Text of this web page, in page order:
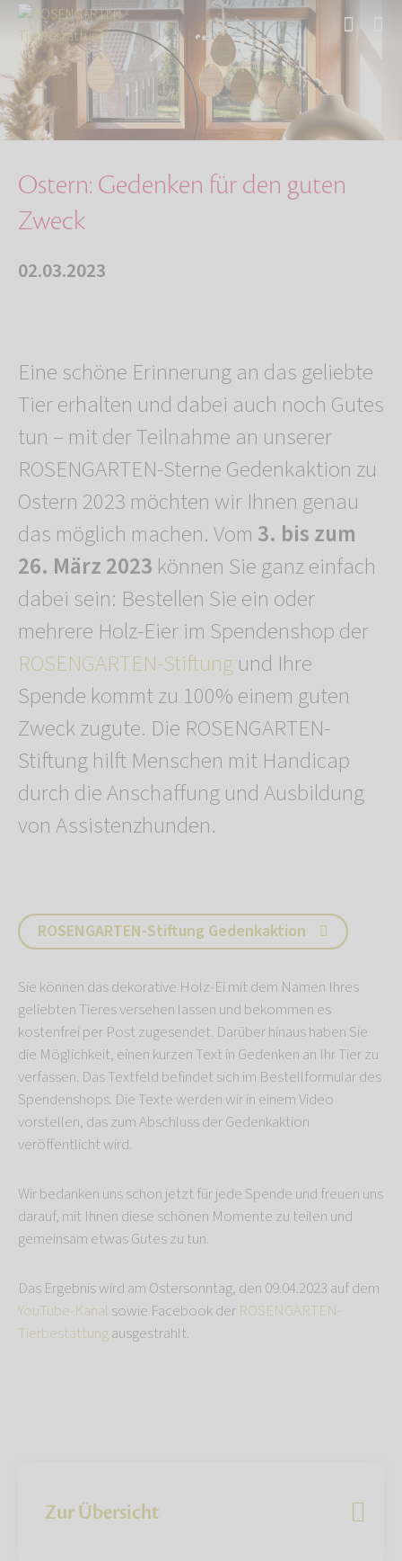
Start Über uns
Aktuelles
Ostern: Gedenken für den guten Zweck
Ostern: Gedenken für den guten
Zweck
02.03.2023
Eine schöne Erinnerung an das geliebte
Tier erhalten und dabei auch noch Gutes
tun – mit der Teilnahme an unserer
ROSENGARTEN-Sterne Gedenkaktion zu
Ostern 2023 möchten wir Ihnen genau
das möglich machen. Vom 3. bis zum
26. März 2023 können Sie ganz einfach
dabei sein: Bestellen Sie ein oder
mehrere Holz-Eier im Spendenshop der
ROSENGARTEN-Stiftungund Ihre
Spende kommt zu 100% einem guten
Zweck zugute. Die ROSENGARTEN-
Stiftung hilft Menschen mit Handicap
durch die Anschaffung und Ausbildung
von Assistenzhunden.
ROSENGARTEN-Stiftung Gedenkaktion
Sie können das dekorative Holz-Ei mit dem Namen Ihres
geliebten Tieres versehen lassen und bekommen es
kostenfrei per Post zugesendet. Darüber hinaus haben Sie
die Möglichkeit, einen kurzen Text in Gedenken an Ihr Tier zu
verfassen. Das Textfeld befindet sich im Bestellformular des
Spendenshops. Die Texte werden wir in einem Video
vorstellen, das zum Abschluss der Gedenkaktion
veröffentlicht wird.
Wir bedanken uns schon jetzt für jede Spende und freuen uns
darauf, mit Ihnen diese schönen Momente zu teilen und
gemeinsam etwas Gutes zu tun.
Das Ergebnis wird am Ostersonntag, den 09.04.2023 auf dem
YouTube-Kanal sowie Facebook der ROSENGARTEN-
Tierbestattungausgestrahlt.
Zur Übersicht